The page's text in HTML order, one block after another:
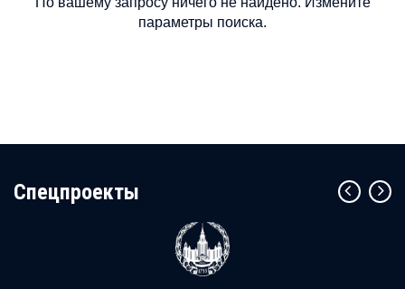
параметры поиска.
Cпецпроекты